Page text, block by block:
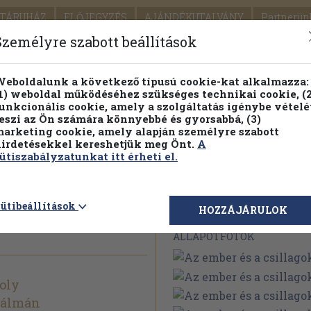
ELŐJEGYZÉS AJÁNDÉKUTALVÁNY
SEGÍTSÉG
PILLANATNYI ÁRAINK FENNTARTHATÓ
Részletes kereső Témaköri fa
Megvásárolható
ÁLLAPOTFOTÓK
szabott beállítások
a következő típusú cookie-kat alkalmazza:
weboldal működéséhez szükséges technikai cookie,
cookie, amely a szolgáltatás igénybe
az Ön számára könnyebbé és gyorsabbá, (3)
cookie, amely alapján személyre szabott
kereshetjük meg Önt. A
itt érheti el.
HOZZÁJÁRULOK